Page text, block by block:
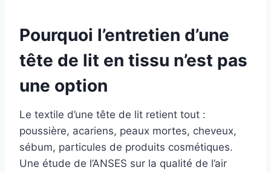
Pourquoi l’entretien d’une
tête de lit en tissu n’est pas
une option
Le textile d’une tête de lit retient tout :
poussière, acariens, peaux mortes, cheveux,
sébum, particules de produits cosmétiques.
Une étude de l’ANSES sur la qualité de l’air